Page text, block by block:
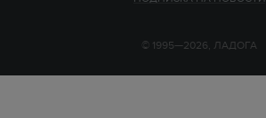
© 1995—2026, ЛАДОГА